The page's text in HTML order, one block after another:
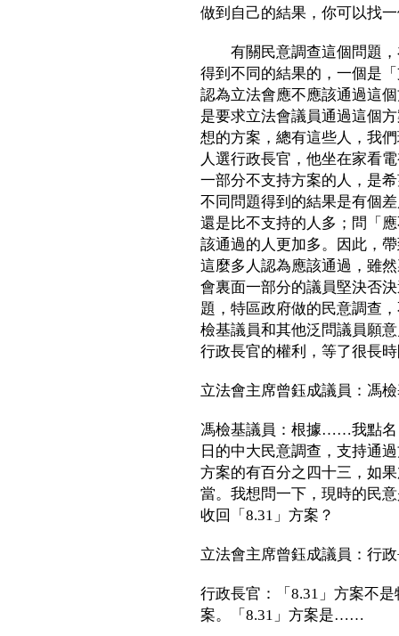
做到自己的結果，你可以找
有關民意調查這個問題，
得到不同的結果的，一個是
認為立法會應不應該通過這
是要求立法會議員通過這個
想的方案，總有這些人，我
人選行政長官，他坐在家看
一部分不支持方案的人，是
不同問題得到的結果是有個
還是比不支持的人多；問「
該通過的人更加多。因此，
這麼多人認為應該通過，雖
會裏面一部分的議員堅決否
題，特區政府做的民意調查
檢基議員和其他泛問議員願
行政長官的權利，等了很長
立法會主席曾鈺成議員：馮
馮檢基議員：根據……我點名
日的中大民意調查，支持通
方案的有百分之四十三，如
當。我想問一下，現時的民
收回「8.31」方案？
立法會主席曾鈺成議員：行
行政長官：「8.31」方案不
案。「8.31」方案是……